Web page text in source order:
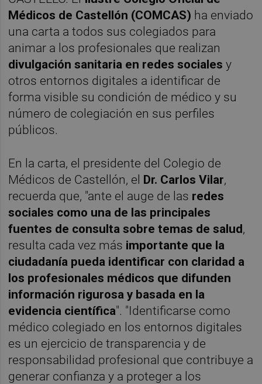
Médicos de Castellón (COMCAS) ha enviado
una carta a todos sus colegiados para
animar a los profesionales que realizan
divulgación sanitaria en redes sociales y
otros entornos digitales a identificar de
forma visible su condición de médico y su
número de colegiación en sus perfiles
públicos.
En la carta, el presidente del Colegio de
Médicos de Castellón, el Dr. Carlos Vilar,
recuerda que, "ante el auge de las redes
sociales como una de las principales
fuentes de consulta sobre temas de salud,
resulta cada vez más importante que la
ciudadanía pueda identificar con claridad a
los profesionales médicos que difunden
información rigurosa y basada en la
evidencia científica". "Identificarse como
médico colegiado en los entornos digitales
es un ejercicio de transparencia y de
responsabilidad profesional que contribuye a
generar confianza y a proteger a los